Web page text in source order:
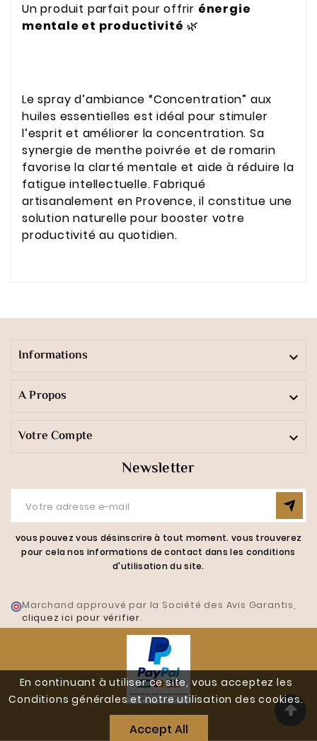
En continuant à utiliser ce site, vous acceptez les
Conditions générales et notre utilisation des cookies.
Accept All
Un produit parfait pour offrir énergie
mentale et productivité 🌿
Le spray d’ambiance “Concentration” aux
huiles essentielles est idéal pour stimuler
l’esprit et améliorer la concentration. Sa
synergie de menthe poivrée et de romarin
favorise la clarté mentale et aide à réduire la
fatigue intellectuelle. Fabriqué
artisanalement en Provence, il constitue une
solution naturelle pour booster votre
productivité au quotidien.
Informations 
A Propos 
Votre Compte 
Newsletter
vous pouvez vous désinscrire à tout moment. vous trouverez
pour cela nos informations de contact dans les conditions
d'utilisation du site.
Marchand approuvé par la Société des Avis Garantis,
cliquez ici pour vérifier.
Réalisé Par J-W-D.fr